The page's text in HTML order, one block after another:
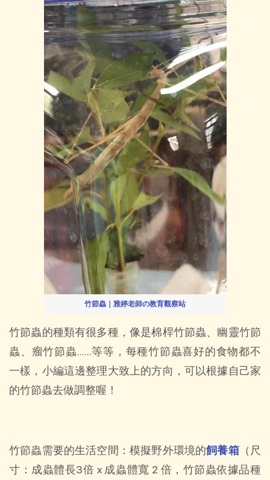
竹節蟲｜雅婷老師の教育觀察站
竹節蟲的種類有很多種，像是棉桿竹節蟲、幽靈竹節
蟲、瘤竹節蟲……等等，每種竹節蟲喜好的食物都不
一樣，小編這邊整理大致上的方向，可以根據自己家
的竹節蟲去做調整喔！
竹節蟲需要的生活空間：模擬野外環境的飼養箱（尺
寸：成蟲體長3倍 x 成蟲體寬 2 倍，竹節蟲依據品種